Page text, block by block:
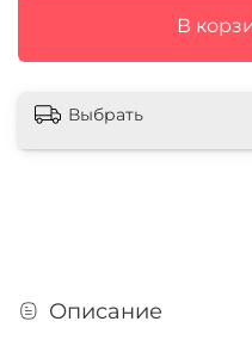
В
Выбрать
Описание